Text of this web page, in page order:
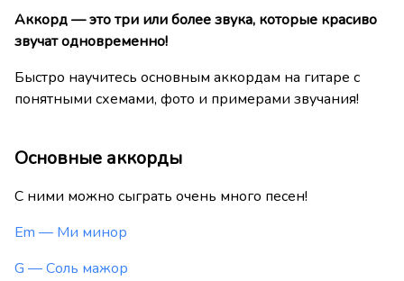
Аккорд — это три или более звука, которые красиво
звучат одновременно!
Быстро научитесь основным аккордам на гитаре с
понятными схемами, фото и примерами звучания!
Основные аккорды
С ними можно сыграть очень много песен!
Em — Ми минор
G — Соль мажор